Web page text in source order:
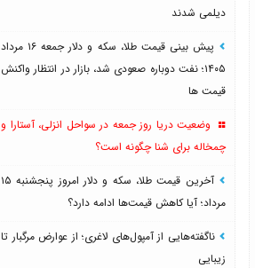
دیلمی شدند
پیش بینی قیمت طلا، سکه و دلار جمعه ۱۶ مرداد
۱۴۰۵؛ نفت دوباره صعودی شد، بازار در انتظار واکنش
قیمت ها
وضعیت دریا روز جمعه در سواحل انزلی، آستارا و
چمخاله برای شنا چگونه است؟
آخرین قیمت طلا، سکه و دلار امروز پنجشنبه ۱۵
مرداد؛ آیا کاهش قیمت‌ها ادامه دارد؟
ناگفته‌هایی از آمپول‌های لاغری؛ از عوارض مرگبار تا
زیبایی